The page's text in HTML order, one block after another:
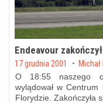
Endeavour
Posted on
17 grudnia 2001 by
O 18:55 naszego
wylądował w
Florydzie. Zakończyła